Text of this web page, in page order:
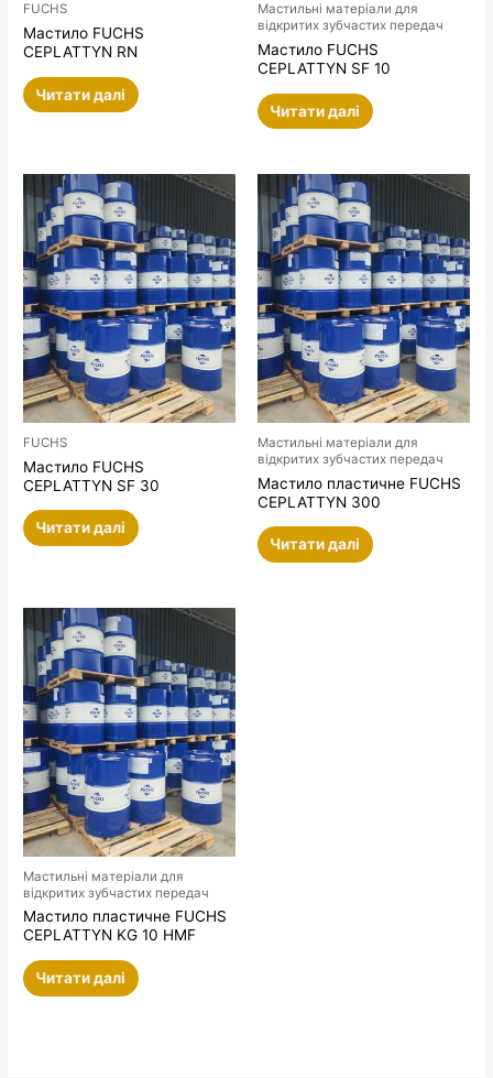
FUCHS
Мастило FUCHS
CEPLATTYN RN
Читати далі
Мастильні матеріали для
відкритих зубчастих передач
Мастило FUCHS
CEPLATTYN SF 10
Читати далі
FUCHS
Мастило FUCHS
CEPLATTYN SF 30
Читати далі
Мастильні матеріали для
відкритих зубчастих передач
Мастило пластичне FUCHS
CEPLATTYN 300
Читати далі
Мастильні матеріали для
відкритих зубчастих передач
Мастило пластичне FUCHS
CEPLATTYN KG 10 HMF
Читати далі